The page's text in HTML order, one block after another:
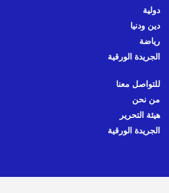
دولية
دين ودنيا
رياضة
الجريدة الورقية
للتواصل معنا
من نحن
هيئة التحرير
الجريدة الورقية